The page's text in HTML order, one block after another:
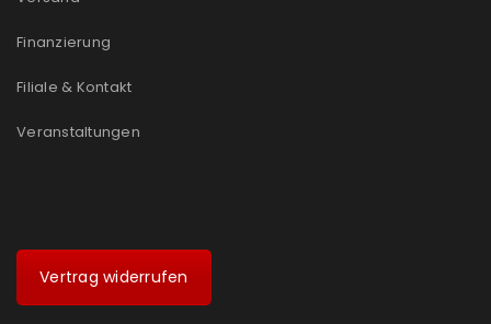
Finanzierung
Filiale & Kontakt
Veranstaltungen
Vertrag widerrufen